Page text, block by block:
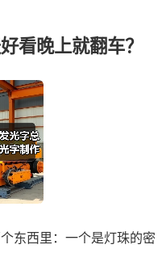
看晚上就翻车？
东西里：一个是灯珠的密